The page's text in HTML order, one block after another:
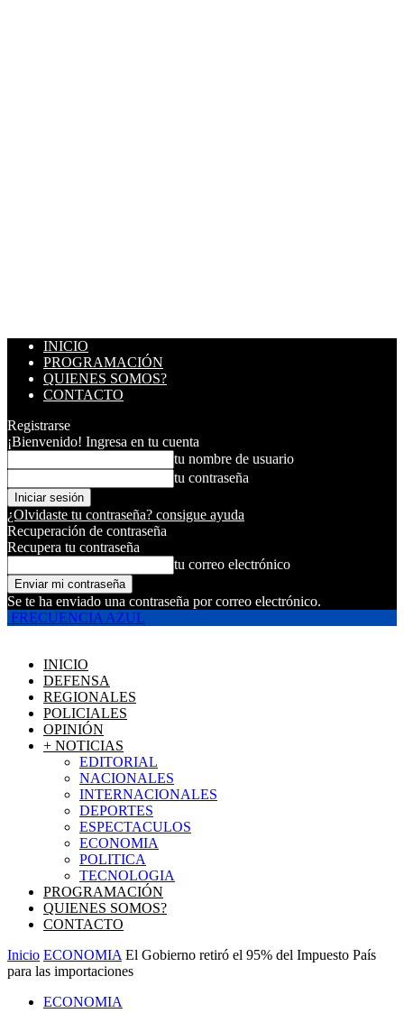
INICIO
PROGRAMACIÓN
QUIENES SOMOS?
CONTACTO
Registrarse
¡Bienvenido! Ingresa en tu cuenta
tu nombre de usuario
tu contraseña
¿Olvidaste tu contraseña? consigue ayuda
Recuperación de contraseña
Recupera tu contraseña
tu correo electrónico
Se te ha enviado una contraseña por correo electrónico.
FRECUENCIA AZUL
INICIO
DEFENSA
REGIONALES
POLICIALES
OPINIÓN
+ NOTICIAS
EDITORIAL
NACIONALES
INTERNACIONALES
DEPORTES
ESPECTACULOS
ECONOMIA
POLITICA
TECNOLOGIA
PROGRAMACIÓN
QUIENES SOMOS?
CONTACTO
Inicio ECONOMIA El Gobierno retiró el 95% del Impuesto País
para las importaciones
ECONOMIA